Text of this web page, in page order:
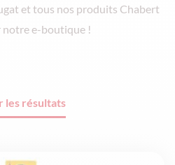
et tous nos produits Chabert
e-boutique !
les résultats